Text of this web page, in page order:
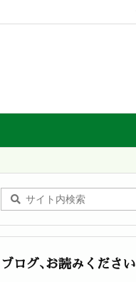
ブログ､お読みください